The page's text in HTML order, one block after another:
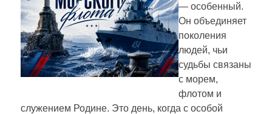
— особенный.
Он объединяет
поколения
людей, чьи
судьбы связаны
с морем,
флотом и
служением Родине. Это день, когда с особой